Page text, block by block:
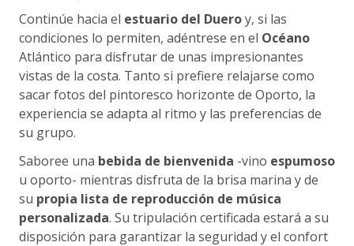
Continúe hacia el estuario del Dueroy, si las
condiciones lo permiten, adéntrese en el Océano
Atlántico para disfrutar de unas impresionantes
vistas de la costa. Tanto si prefiere relajarse como
sacar fotos del pintoresco horizonte de Oporto, la
experiencia se adapta al ritmo y las preferencias de
su grupo.
Saboree una bebida de bienvenida -vino espumoso
u oporto- mientras disfruta de la brisa marina y de
su propia lista de reproducción de música
personalizada. Su tripulación certificada estará a su
disposición para garantizar la seguridad y el confort